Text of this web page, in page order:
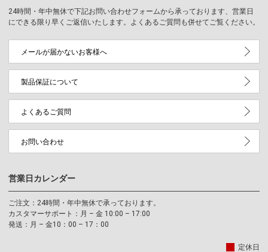
24時間・年中無休で下記お問い合わせフォームから承っております、営業日
にできる限り早くご返信いたします。よくあるご質問も併せてご覧ください。
メールが届かないお客様へ
製品保証について
よくあるご質問
お問い合わせ
営業日カレンダー
ご注文：24時間・年中無休で承っております。
カスタマーサポート：月 – 金 10:00 – 17:00
発送：月 – 金10：00 – 17：00
定休日